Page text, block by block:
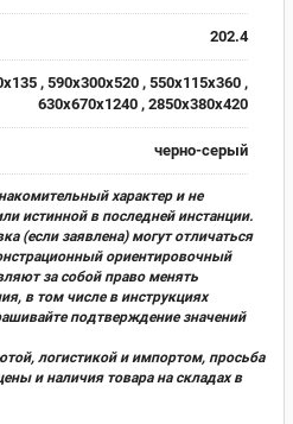
202.4
, 590x300x520 , 550x115x360 ,
630x670x1240 , 2850x380x420
черно-серый
характер и не
истинной в последней инстанции.
(если заявлена) могут отличаться
ориентировочный
за собой право менять
в том числе в инструкциях
подтверждение значений
логистикой и импортом, просьба
и наличия товара на складах в